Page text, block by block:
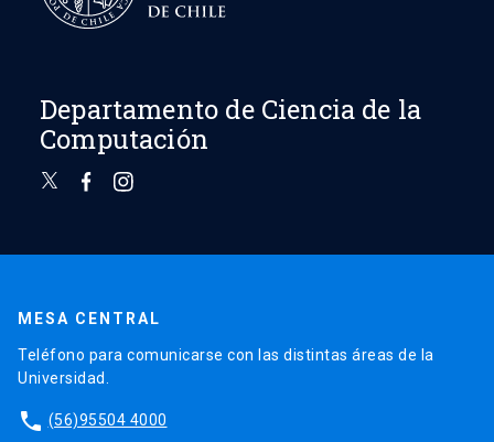
Departamento de Ciencia de la
Computación
MESA CENTRAL
Teléfono para comunicarse con las distintas áreas de la
Universidad.
phone (56)95504 4000